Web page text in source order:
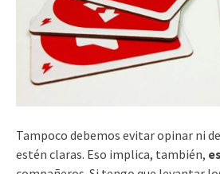
Tampoco debemos evitar opinar ni
estén claras. Eso implica, también,